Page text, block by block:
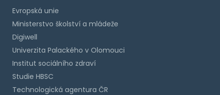
Evropská unie
Ministerstvo školství a mládeže
Digiwell
Univerzita Palackého v Olomouci
Institut sociálního zdraví
Studie HBSC
Technologická agentura ČR